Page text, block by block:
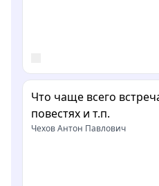
Что чаще всего
повестях и т.п.
Чехов Антон Павлович